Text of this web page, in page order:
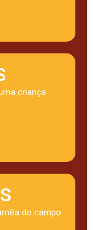
criança
do campo